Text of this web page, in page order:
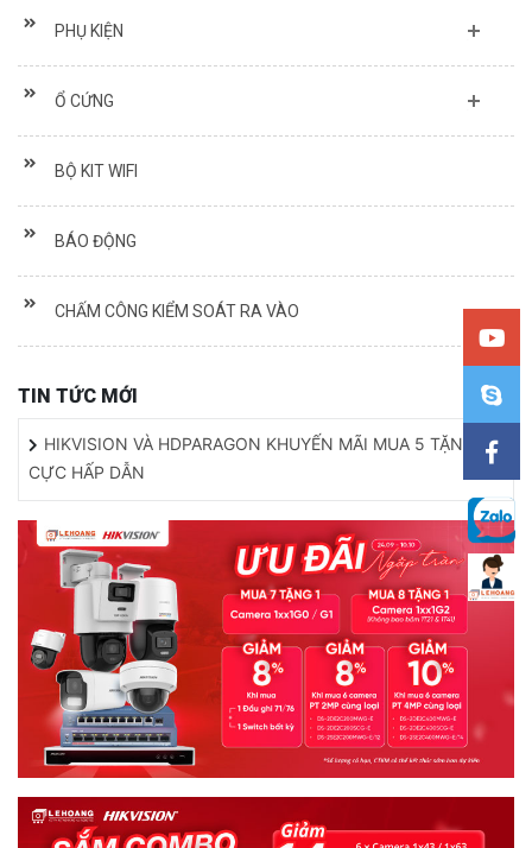
PHỤ KIỆN
Ổ CỨNG
BỘ KIT WIFI
BÁO ĐỘNG
CHẤM CÔNG KIỂM SOÁT RA VÀO
TIN TỨC MỚI
HIKVISION VÀ HDPARAGON KHUYẾN MÃI MUA 5 TẶNG 1
CỰC HẤP DẪN